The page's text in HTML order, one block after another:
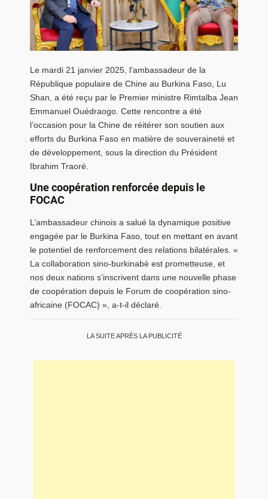
Le mardi 21 janvier 2025, l’ambassadeur de la
République populaire de Chine au Burkina Faso, Lu
Shan, a été reçu par le Premier ministre Rimtalba Jean
Emmanuel Ouédraogo. Cette rencontre a été
l’occasion pour la Chine de réitérer son soutien aux
efforts du Burkina Faso en matière de souveraineté et
de développement, sous la direction du Président
Ibrahim Traoré.
Une coopération renforcée depuis le
FOCAC
L’ambassadeur chinois a salué la dynamique positive
engagée par le Burkina Faso, tout en mettant en avant
le potentiel de renforcement des relations bilatérales. «
La collaboration sino-burkinabè est prometteuse, et
nos deux nations s’inscrivent dans une nouvelle phase
de coopération depuis le Forum de coopération sino-
africaine (FOCAC) », a-t-il déclaré.
LA SUITE APRÈS LA PUBLICITÉ